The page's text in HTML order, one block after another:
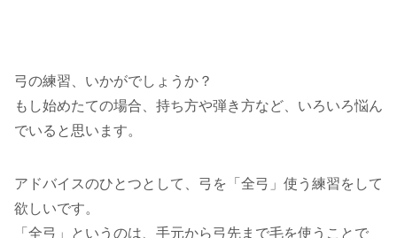
弓の練習、いかがでしょうか？
もし始めたての場合、持ち方や弾き方など、いろいろ悩ん
でいると思います。
アドバイスのひとつとして、弓を「全弓」使う練習をして
欲しいです。
「全弓」というのは、手元から弓先まで毛を使うことで